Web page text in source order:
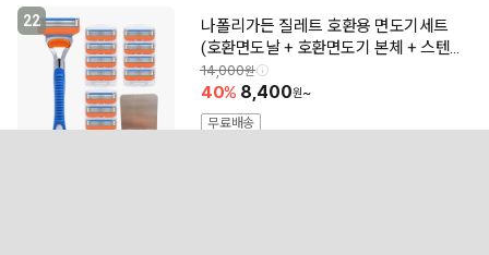
22
나폴리가든 질레트 호환용 면도기세트
(호환면도날 + 호환면도기 본체 + 스텐
거치대)
14,000
40 8,400
~
무료배송